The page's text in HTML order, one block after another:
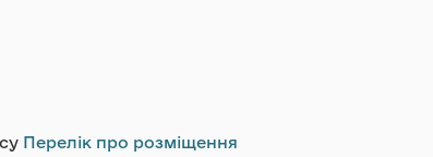
Перелік про розміщення